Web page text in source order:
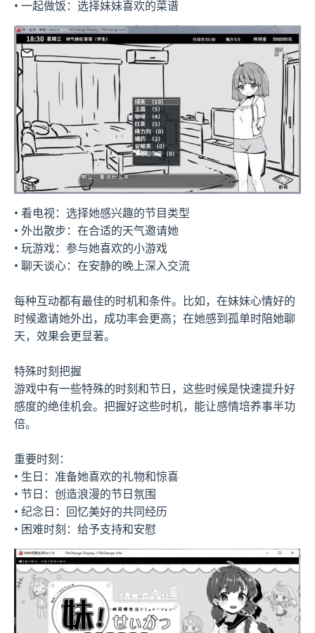
• 一起做饭：选择妹妹喜欢的菜谱
• 看电视：选择她感兴趣的节目类型
• 外出散步：在合适的天气邀请她
• 玩游戏：参与她喜欢的小游戏
• 聊天谈心：在安静的晚上深入交流
每种互动都有最佳的时机和条件。比如，在妹妹心情好的
时候邀请她外出，成功率会更高；在她感到孤单时陪她聊
天，效果会更显著。
特殊时刻把握
游戏中有一些特殊的时刻和节日，这些时候是快速提升好
感度的绝佳机会。把握好这些时机，能让感情培养事半功
倍。
重要时刻：
• 生日：准备她喜欢的礼物和惊喜
• 节日：创造浪漫的节日氛围
• 纪念日：回忆美好的共同经历
• 困难时刻：给予支持和安慰